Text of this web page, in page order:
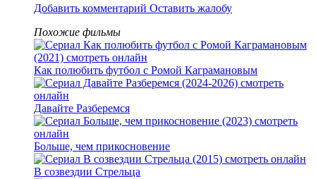
Добавить комментарий Оставить жалобу
Похожие фильмы
Как полюбить футбол с Ромой Каграмановым
Давайте Разберемся
Больше, чем прикосновение
В созвездии Стрельца